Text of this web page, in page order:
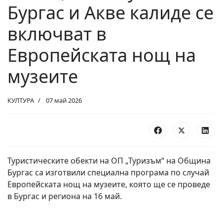
Бургас и Акве калиде се
включват в
Европейската нощ на
музеите
КУЛТУРА 07 май 2026
Туристическите обекти на ОП „Туризъм“ на Община
Бургас са изготвили специална програма по случай
Европейската нощ на музеите, която ще се проведе
в Бургас и региона на 16 май.